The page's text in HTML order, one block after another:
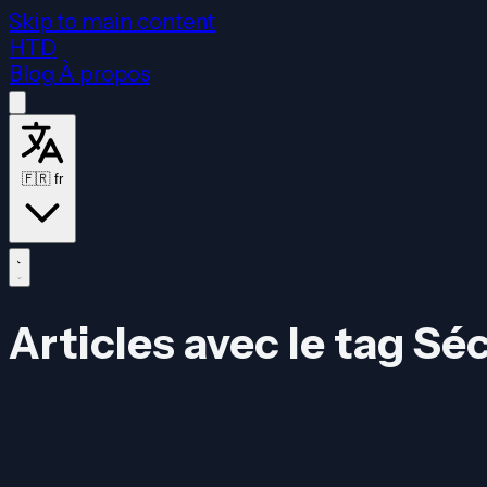
Skip to main content
HTD
Blog À propos
🇫🇷 fr
Articles avec le tag